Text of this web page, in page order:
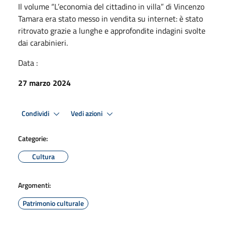
Il volume “L’economia del cittadino in villa” di Vincenzo
Tamara era stato messo in vendita su internet: è stato
ritrovato grazie a lunghe e approfondite indagini svolte
dai carabinieri.
Data :
27 marzo 2024
Condividi Vedi azioni
Categorie:
Cultura
Argomenti:
Patrimonio culturale